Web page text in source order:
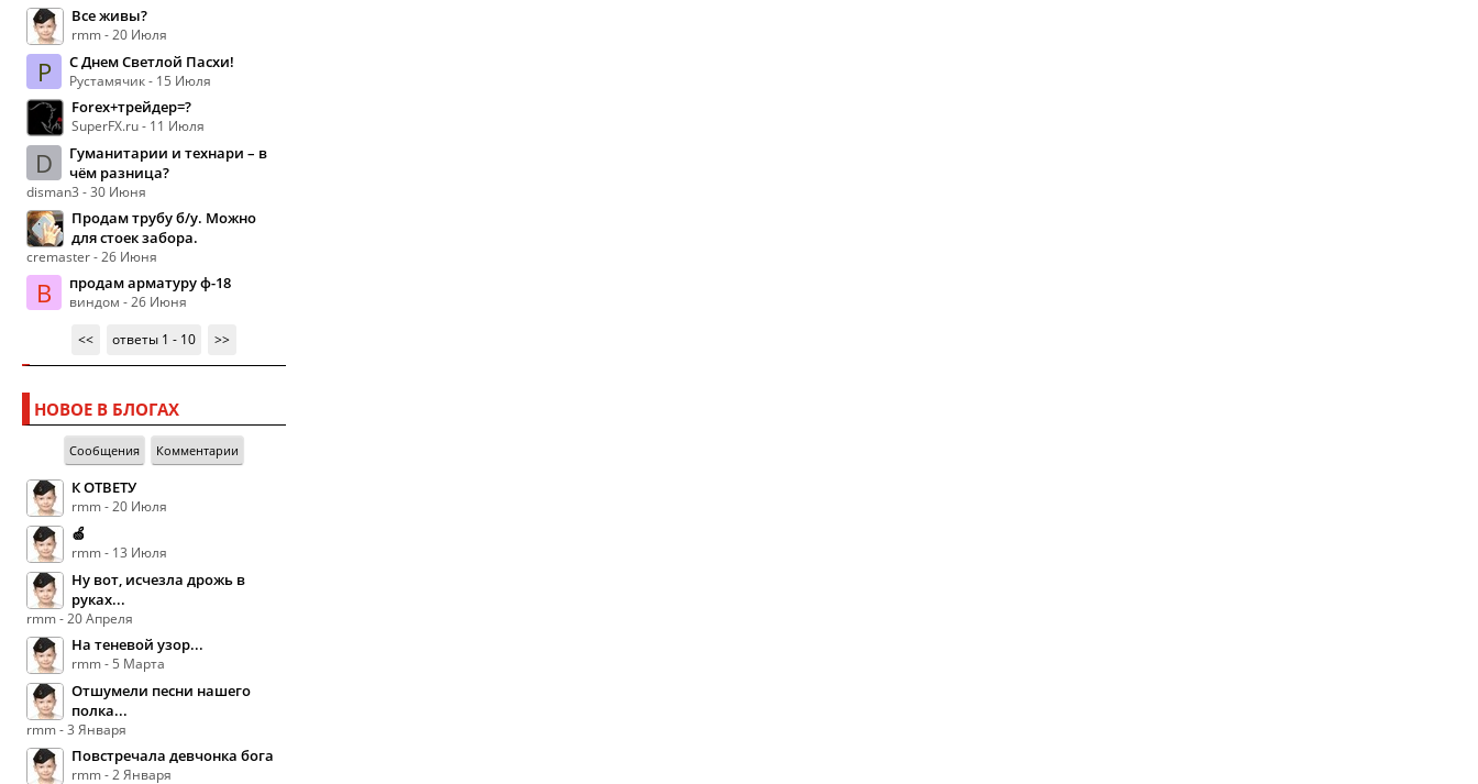
Все живы?
rmm - 20 Июля
Р С Днем Светлой Пасхи!
Рустамячик - 15 Июля
Forex+трейдер=?
SuperFX.ru - 11 Июля
D
Гуманитарии и технари – в
чём разница?
disman3 - 30 Июня
Продам трубу б/у. Можно
для стоек забора.
cremaster - 26 Июня
В продам арматуру ф-18
виндом - 26 Июня
<<
ответы 1 - 10 >>
НОВОЕ В БЛОГАХ
Сообщения Комментарии
К ОТВЕТУ
rmm - 20 Июля
🍏
rmm - 13 Июля
Ну вот, исчезла дрожь в
руках...
rmm - 20 Апреля
На теневой узор...
rmm - 5 Марта
Отшумели песни нашего
полка...
rmm - 3 Января
Повстречала девчонка бога
rmm - 2 Января